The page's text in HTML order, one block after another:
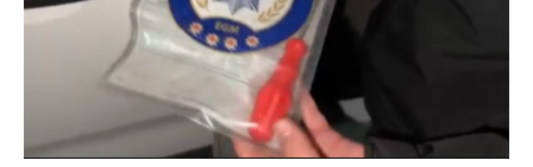
Aç
:
65.06%
Oynatma
Hızı